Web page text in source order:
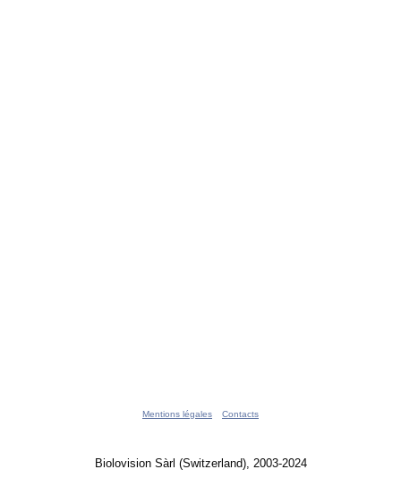
Mentions légales Contacts
Biolovision Sàrl (Switzerland), 2003-2024